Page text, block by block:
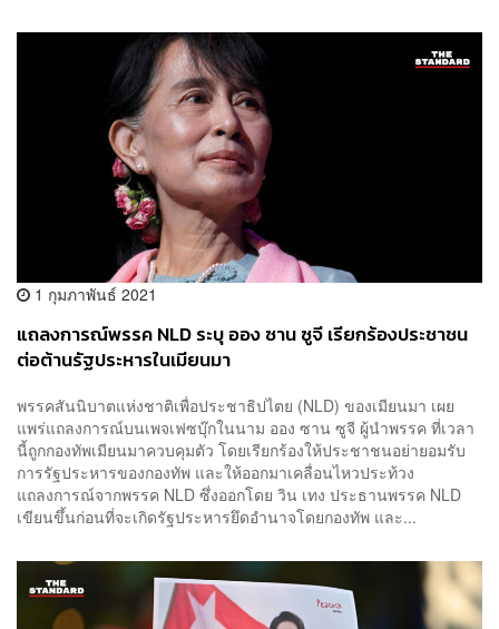
1 กุมภาพันธ์ 2021
แถลงการณ์พรรค NLD ระบุ ออง ซาน ซูจี เรียกร้องประชาชน
ต่อต้านรัฐประหารในเมียนมา
พรรคสันนิบาตแห่งชาติเพื่อประชาธิปไตย (NLD) ของเมียนมา เผย
แพร่แถลงการณ์บนเพจเฟซบุ๊กในนาม ออง ซาน ซูจี ผู้นำพรรค ที่เวลา
นี้ถูกกองทัพเมียนมาควบคุมตัว โดยเรียกร้องให้ประชาชนอย่ายอมรับ
การรัฐประหารของกองทัพ และให้ออกมาเคลื่อนไหวประท้วง
แถลงการณ์จากพรรค NLD ซึ่งออกโดย วิน เทง ประธานพรรค NLD
เขียนขึ้นก่อนที่จะเกิดรัฐประหารยึดอำนาจโดยกองทัพ และ...